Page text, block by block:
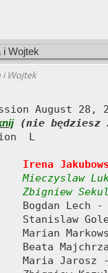
i Wojtek
(nie będziesz
L
Sekula